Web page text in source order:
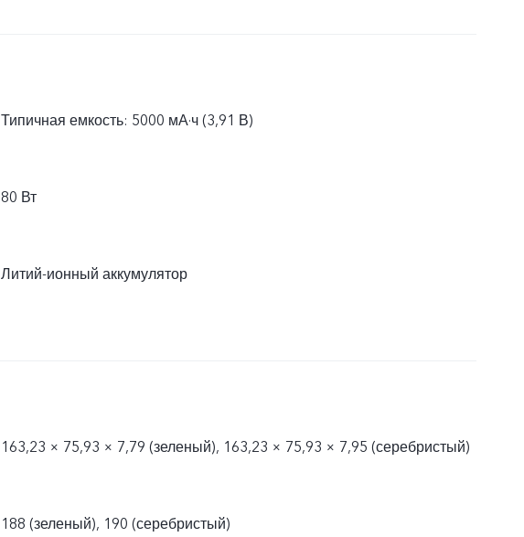
Типичная емкость: 5000 мА·ч (3,91 В)
80 Вт
Литий-ионный аккумулятор
163,23 × 75,93 × 7,79 (зеленый), 163,23 × 75,93 × 7,95 (серебристый)
188 (зеленый), 190 (серебристый)